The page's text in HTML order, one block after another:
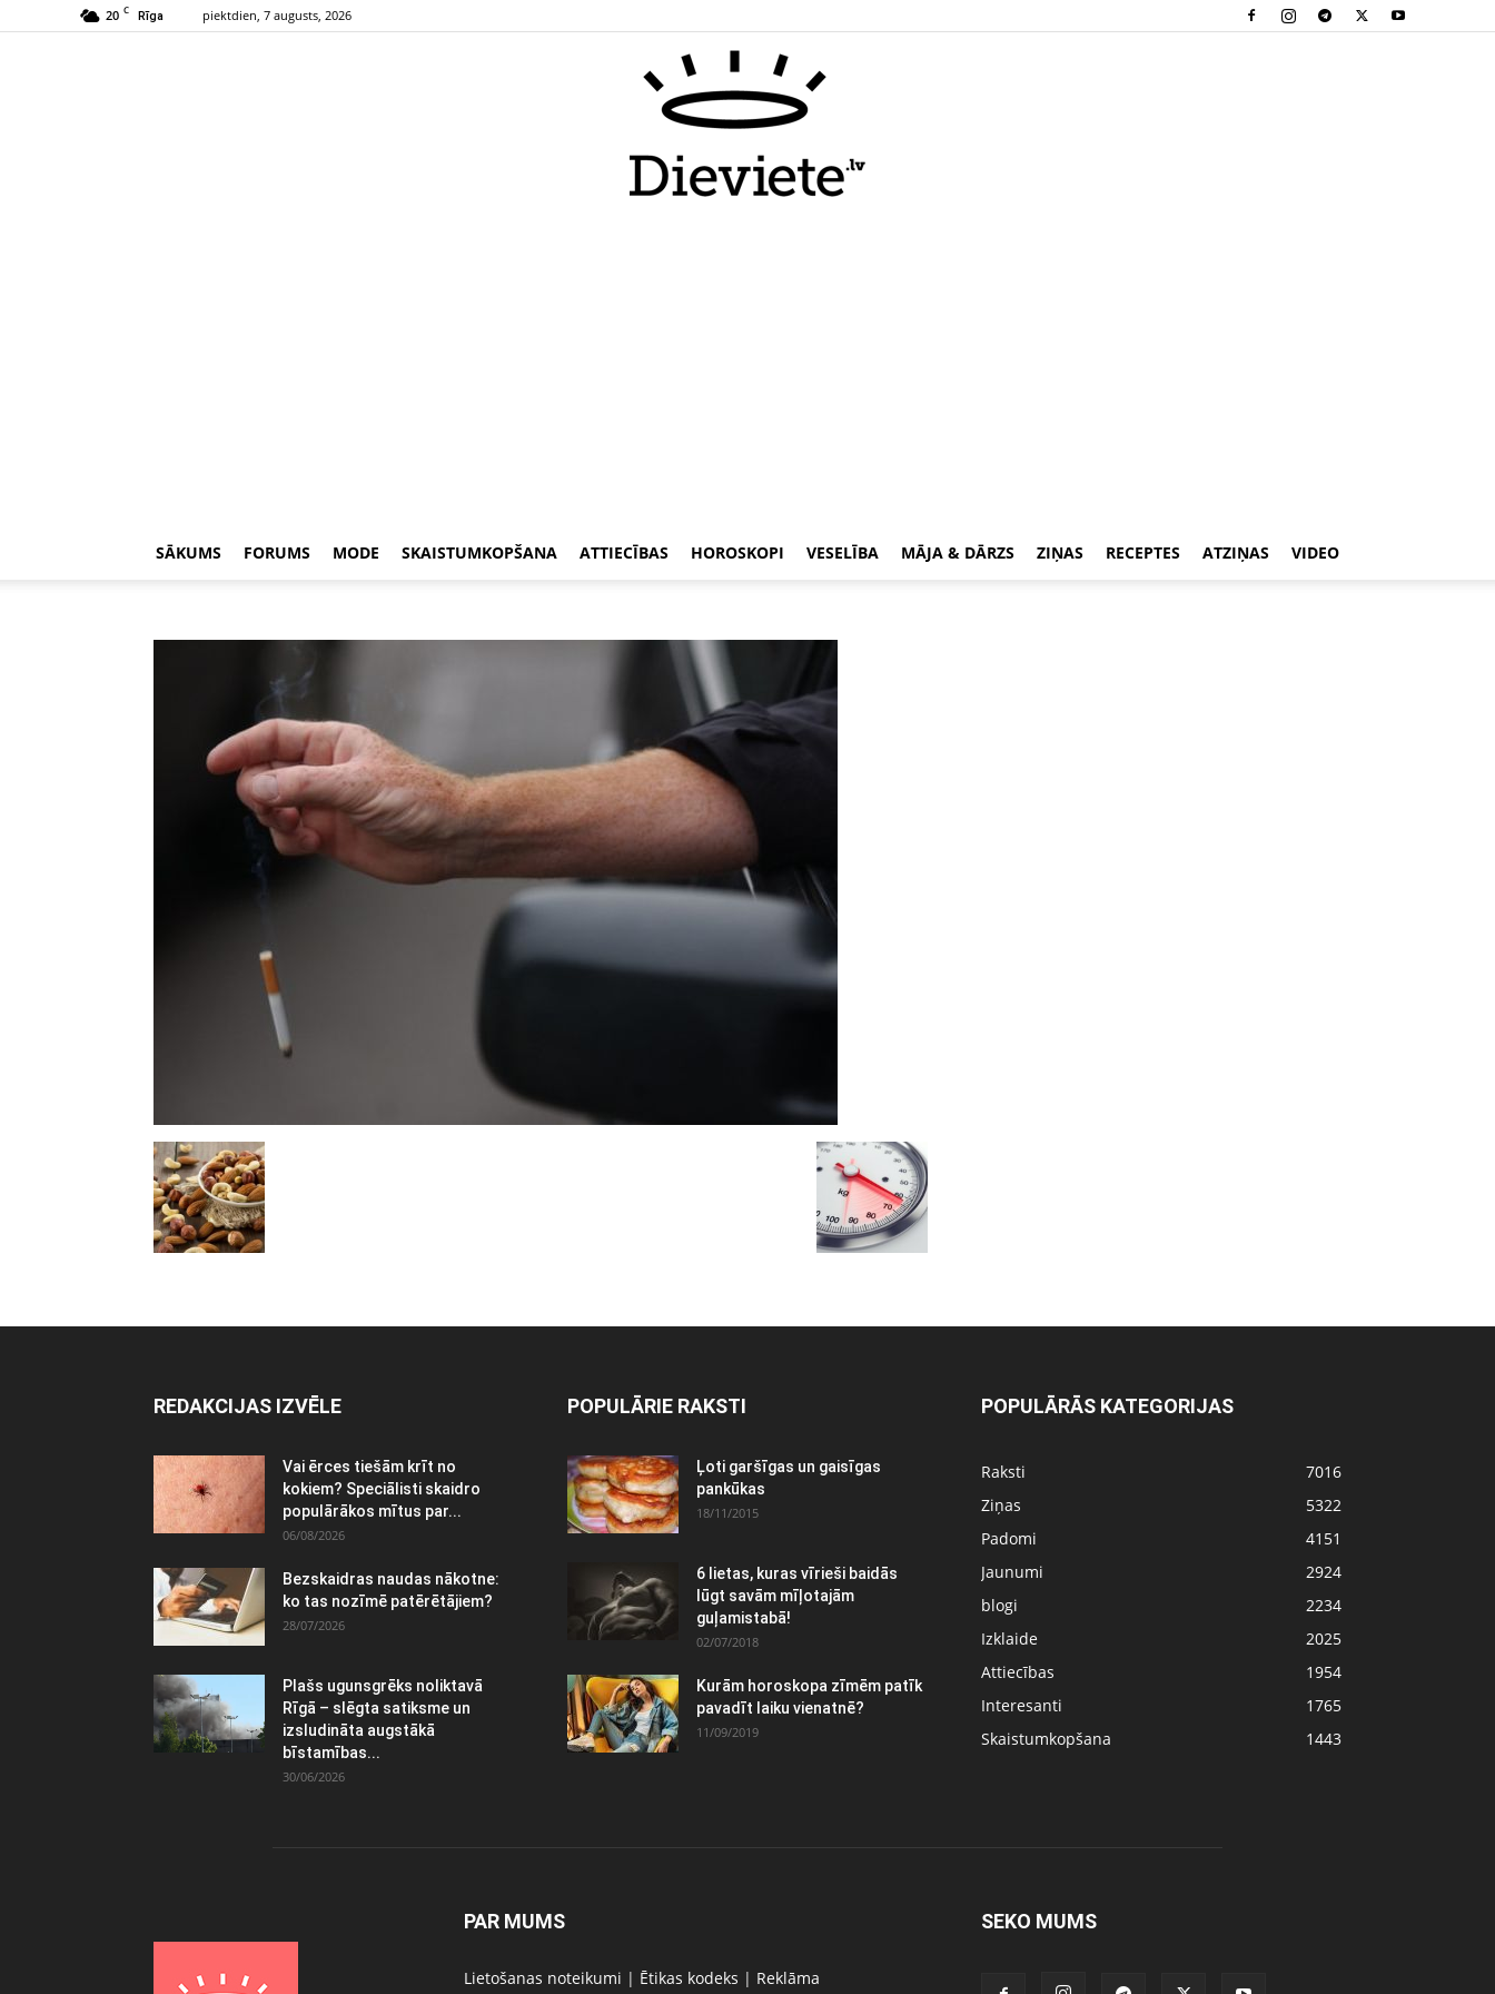
20 C Rīga piektdien, 7 augusts, 2026
SĀKUMS FORUMS MODE SKAISTUMKOPŠANA ATTIECĪBAS HOROSKOPI VESELĪBA MĀJA & DĀRZS ZIŅAS RECEPTES ATZIŅAS VIDEO
REDAKCIJAS IZVĒLE
Vai ērces tiešām krīt no
kokiem? Speciālisti skaidro
populārākos mītus par...
06/08/2026
Bezskaidras naudas nākotne:
ko tas nozīmē patērētājiem?
28/07/2026
Plašs ugunsgrēks noliktavā
Rīgā – slēgta satiksme un
izsludināta augstākā
bīstamības...
30/06/2026
POPULĀRIE RAKSTI
Ļoti garšīgas un gaisīgas
pankūkas
18/11/2015
6 lietas, kuras vīrieši baidās
lūgt savām mīļotajām
guļamistabā!
02/07/2018
Kurām horoskopa zīmēm patīk
pavadīt laiku vienatnē?
11/09/2019
POPULĀRĀS KATEGORIJAS
Raksti
7016
Ziņas
5322
Padomi
4151
Jaunumi
2924
blogi
2234
Izklaide
2025
Attiecības
1954
Interesanti
1765
Skaistumkopšana
1443
PAR MUMS
Lietošanas noteikumi | Ētikas kodeks | Reklāma
SEKO MUMS